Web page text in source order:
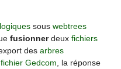
sous webtrees
fusionnerdeux fichiers
des arbres
fichier Gedcom , la réponse